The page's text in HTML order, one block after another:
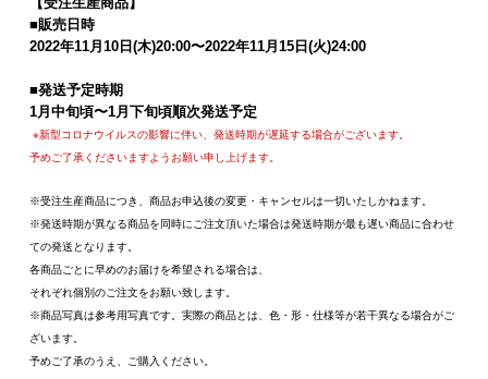
■販売日時
2022年11月 10日 (木)20:00〜2022年11月 15日 (火)24:00
■発送予定時期
1月中旬頃〜1月下旬頃順次発送予定
※新型コロナウイルスの影響に伴い、発送時期が遅延する場合がございます。
予めご了承くださいますようお願い申し上げます。
※受注生産商品につき、商品お申込後の変更・キャンセルは一切いたしかねます。
※発送時期が異なる商品を同時にご注文頂いた場合は発送時期が最も遅い商品に合わせ
ての発送となります。
各商品ごとに早めのお届けを希望される場合は、
それぞれ個別のご注文をお願い致します。
※商品写真は参考用写真です。実際の商品とは、色・形・仕様等が若干異なる場合がご
ざいます。
予めご了承のうえ、ご購入ください。